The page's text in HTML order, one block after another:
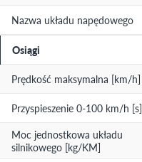
Nazwa układu napędowego
Osiągi
Prędkość maksymalna [km/h]
Przyspieszenie 0-100 km/h [s]
Moc jednostkowa układu
silnikowego [kg/KM]